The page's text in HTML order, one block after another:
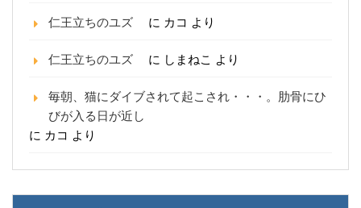
仁王立ちのユズ に カコ より
仁王立ちのユズ に しまねこ より
毎朝、猫にダイブされて起こされ・・・。肋骨にひ
びが入る日が近し
に カコ より